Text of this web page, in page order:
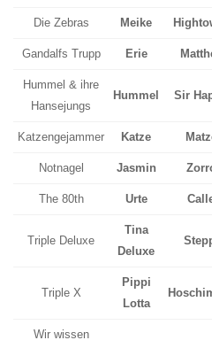
Die Zebras Meike
Gandalfs Trupp Erie
Hummel & ihre
Hansejungs
Hummel Sir
Katzengejammer Katze
Notnagel Jasmin
The 80th Urte
Triple Deluxe
Tina
Deluxe
Triple X
Pippi
Lotta
Wir wissen